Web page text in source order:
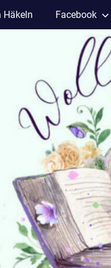
Häkeln Facebook